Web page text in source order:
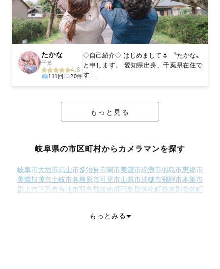
たかな
千葉
4.8
111回 20件
◇自己紹介◇ はじめまして🌷 〝たかな〟
と申します。 愛知県出身、千葉県在住で
す...
もっと見る
岐阜県の市区町村からカメラマンを探す
岐阜市大垣市高山市多治見市関市美濃市瑞浪市羽島市恵那市
美濃加茂市土岐市各務原市可児市山県市瑞穂市飛騨市本巣市
郡上市下呂市海津市羽島郡岐南町羽島郡笠松町養老郡養老町
加茂郡坂祝町 加茂郡富加町
もっとみる